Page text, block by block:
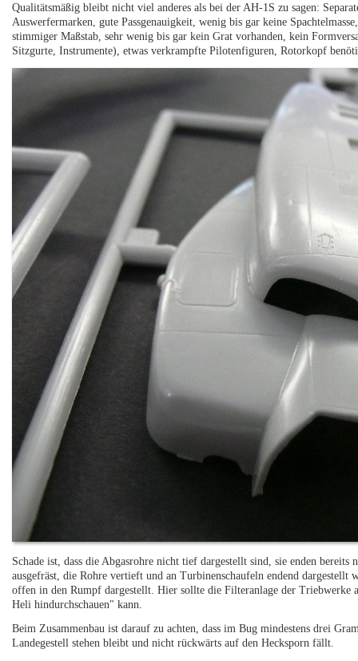
Qualitätsmäßig bleibt nicht viel anderes als bei der AH-1S zu sagen:
Auswerfermarken, gute Passgenauigkeit, wenig bis gar keine
stimmiger Maßstab, sehr wenig bis gar kein Grat vorhanden, kein
Sitzgurte, Instrumente), etwas verkrampfte Pilotenfiguren, Rotorkopf
Schade ist, dass die Abgasrohre nicht tief dargestellt sind, sie enden
ausgefräst, die Rohre vertieft und an Turbinenschaufeln endend
offen in den Rumpf dargestellt. Hier sollte die Filteranlage der Triebwerke
Heli hindurchschauen" kann.
Beim Zusammenbau ist darauf zu achten, dass im Bug mindestens drei
Landegestell stehen bleibt und nicht rückwärts auf den Hecksporn fällt.